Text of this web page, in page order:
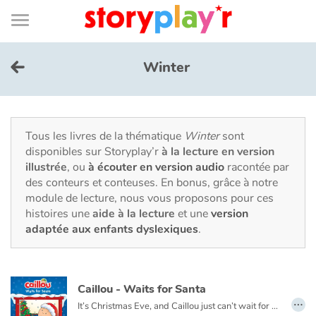
Connexion
Bibliothèque
de
page
Menu
Je me connecte
Tester gratuitement
Bibliothèque
Prix
Contes d'ici et d'ailleurs
Winter
Tous les livres de la thématique Wintersont
disponibles sur Storyplay’rà la lecture en version
illustrée, ou à écouter en version audio racontée par
des conteurs et conteuses. En bonus, grâce à notre
module de lecture, nous vous proposons pour ces
histoires uneaide à la lecture et uneversion
adaptée aux enfants dyslexiques.
Caillou - Waits for Santa
It’s Christmas Eve, and Caillou just can’t wait for night time. He plans to stay up all night to see Santa, but he finds this a lot harder than he thought it would be.
…